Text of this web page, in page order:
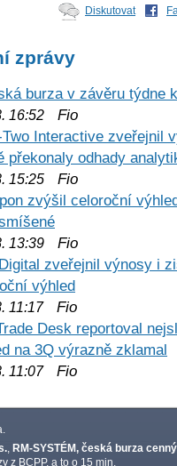
Diskutovat
zprávy
burza v závěru týdne
16:52 Fio
Two Interactive zveřejnil
překonaly odhady
15:25 Fio
zvýšil celoroční
13:39 Fio
zveřejnil výnosy i
výhled
11:17Fio
Desk reportoval
na 3Q výrazně zklamal
11:07Fio
, RM-SYSTÉM, česká burza
z BCPP, a to o 15 min.